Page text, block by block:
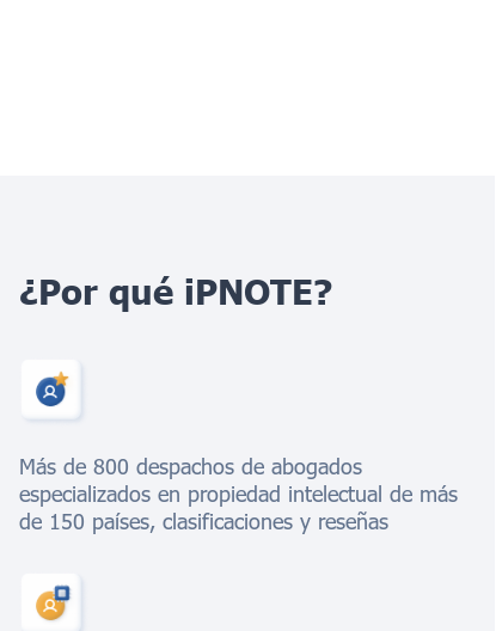
¿Por qué iPNOTE?
Más de 800 despachos de abogados
especializados en propiedad intelectual de más
de 150 países, clasificaciones y reseñas